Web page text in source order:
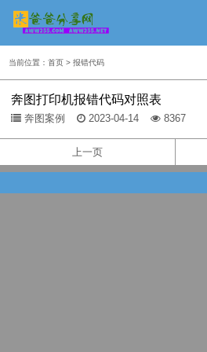
当前位置： 首页> 报错代码
奔图打印机报错代码对照表
奔图案例 2023-04-14 8367
上一页